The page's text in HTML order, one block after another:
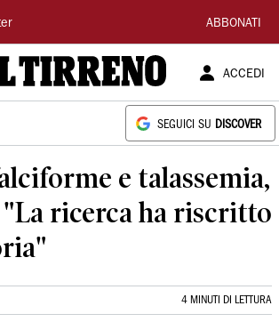
ABBONATI
ACCEDI
SEGUICI SU DISCOVER
e talassemia,
ricerca ha riscritto
4 MINUTI DI LETTURA